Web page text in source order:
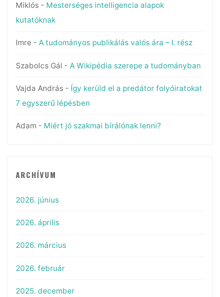
Miklós- Mesterséges intelligencia alapok
kutatóknak
Imre - A tudományos publikálás valós ára – I. rész
Szabolcs Gál - A Wikipédia szerepe a tudományban
Vajda András- Így kerüld el a predátor folyóiratokat
7 egyszerű lépésben
Adam - Miért jó szakmai bírálónak lenni?
ARCHÍVUM
2026. június
2026. április
2026. március
2026. február
2025. december